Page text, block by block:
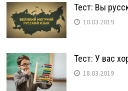
Тест: Вы
10.03.2019
Тест: У вас
18.03.2019